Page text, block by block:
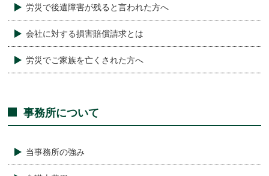
労災で後遺障害が残ると言われた方へ
会社に対する損害賠償請求とは
労災でご家族を亡くされた方へ
事務所について
当事務所の強み